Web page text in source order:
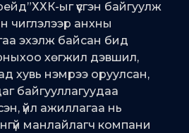
ыг үүсгэн байгуулж
чиглэлээр анхны
эхэлж байсан бид
хөгжил дэвшил,
хувь нэмрээ оруулсан,
байгууллагуудаа
үйл ажиллагаа нь
манлайлагч компани